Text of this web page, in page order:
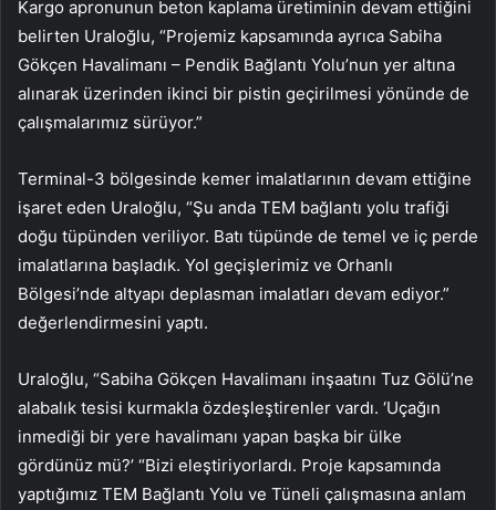
Kargo apronunun beton kaplama üretiminin devam ettiğini
belirten Uraloğlu, “Projemiz kapsamında ayrıca Sabiha
Gökçen Havalimanı – Pendik Bağlantı Yolu’nun yer altına
alınarak üzerinden ikinci bir pistin geçirilmesi yönünde de
çalışmalarımız sürüyor.”
Terminal-3 bölgesinde kemer imalatlarının devam ettiğine
işaret eden Uraloğlu, “Şu anda TEM bağlantı yolu trafiği
doğu tüpünden veriliyor. Batı tüpünde de temel ve iç perde
imalatlarına başladık. Yol geçişlerimiz ve Orhanlı
Bölgesi’nde altyapı deplasman imalatları devam ediyor.”
değerlendirmesini yaptı.
Uraloğlu, “Sabiha Gökçen Havalimanı inşaatını Tuz Gölü’ne
alabalık tesisi kurmakla özdeşleştirenler vardı. ‘Uçağın
inmediği bir yere havalimanı yapan başka bir ülke
gördünüz mü?’ “Bizi eleştiriyorlardı. Proje kapsamında
yaptığımız TEM Bağlantı Yolu ve Tüneli çalışmasına anlam